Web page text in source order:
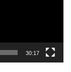
30:17